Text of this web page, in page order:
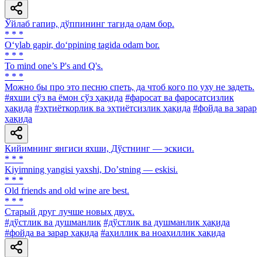
Ўйлаб гапир, дўппининг тагида одам бор.
* * *
O‘ylab gapir, do‘ppining tagida odam bor.
* * *
To mind one’s P's and Q's.
* * *
Можно бы про это песню спеть, да чтоб кого по уху не задеть.
#яхши сўз ва ёмон сўз ҳақида #фаросат ва фаросатсизлик
ҳақида #эҳтиёткорлик ва эҳтиётсизлик ҳақида #фойда ва зарар
ҳақида
Кийимнинг янгиси яхши, Дўстнинг — эскиси.
* * *
Kiyimning yangisi yaxshi, Doʼstning — eskisi.
* * *
Old friends and old wine are best.
* * *
Старый друг лучше новых двух.
#дўстлик ва душманлик #дўстлик ва душманлик ҳақида
#фойда ва зарар ҳақида #аҳиллик ва ноаҳиллик ҳақида